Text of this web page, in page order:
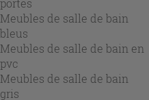
portes
Meubles de salle de bain
bleus
Meubles de salle de bain en
pvc
Meubles de salle de bain
gris